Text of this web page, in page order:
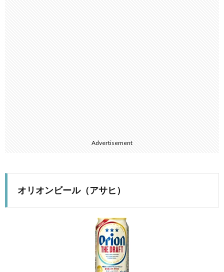
Advertisement
オリオンビール（アサヒ）